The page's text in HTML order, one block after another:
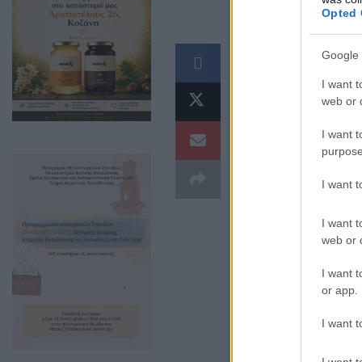
Opted
Google
I want
web or
I want
I want
I want
web or
I want
or app.
I want
Ένα
Δημητρίου,
κάτω από